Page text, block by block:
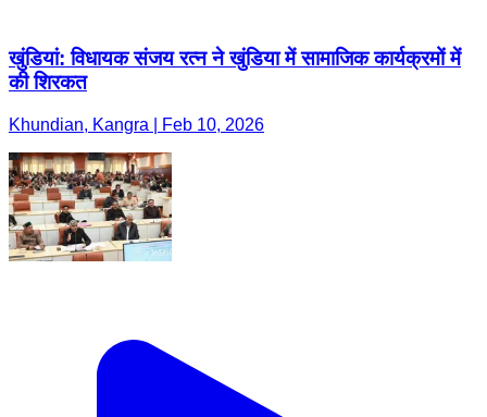
खुंडियां: विधायक संजय रत्न ने खुंडिया में सामाजिक कार्यक्रमों में
की शिरकत
Khundian, Kangra | Feb 10, 2026